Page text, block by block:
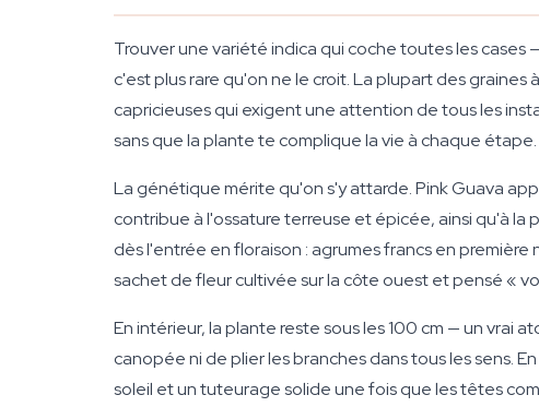
Trouver une variété indica qui coche toutes les
c'est plus rare qu'on ne le croit. La plupart des
capricieuses qui exigent une attention de tous les
sans que la plante te complique la vie à chaque étape.
La génétique mérite qu'on s'y attarde. Pink Guava
contribue à l'ossature terreuse et épicée, ainsi qu'à
dès l'entrée en floraison : agrumes francs en
sachet de fleur cultivée sur la côte ouest et pensé «
En intérieur, la plante reste sous les 100 cm — un vrai
canopée ni de plier les branches dans tous les sens.
soleil et un tuteurage solide une fois que les têtes